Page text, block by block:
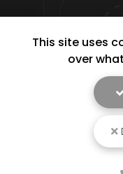
LR ECO ENERGIES,
Mentions légales
This site uses
over